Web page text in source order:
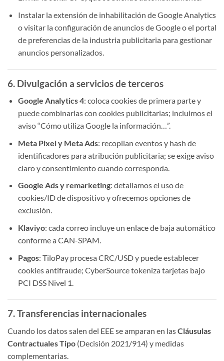
Instalar la extensión de inhabilitación de Google Analytics
o visitar la configuración de anuncios de Google o el portal
de preferencias de la industria publicitaria para gestionar
anuncios personalizados.
6. Divulgación a servicios de terceros
Google Analytics 4: coloca cookies de primera parte y
puede combinarlas con cookies publicitarias; incluimos el
aviso “Cómo utiliza Google la información…”.
Meta Pixel y Meta Ads: recopilan eventos y hash de
identificadores para atribución publicitaria; se exige aviso
claro y consentimiento cuando corresponda.
Google Ads y remarketing: detallamos el uso de
cookies/ID de dispositivo y ofrecemos opciones de
exclusión.
Klaviyo: cada correo incluye un enlace de baja automático
conforme a CAN-SPAM.
Pagos: TiloPay procesa CRC/USD y puede establecer
cookies antifraude; CyberSource tokeniza tarjetas bajo
PCI DSS Nivel 1.
7. Transferencias internacionales
Cuando los datos salen del EEE se amparan en lasCláusulas
Contractuales Tipo (Decisión 2021/914) y medidas
complementarias.